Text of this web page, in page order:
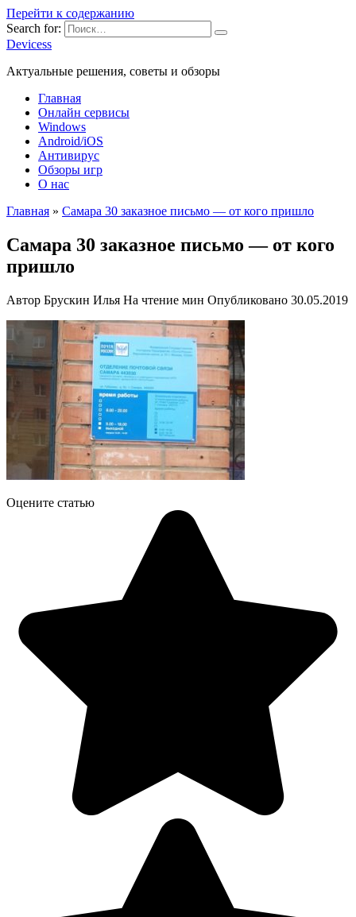
Перейти к содержанию
Search for:
Devicess
Актуальные решения, советы и обзоры
Главная
Онлайн сервисы
Windows
Android/iOS
Антивирус
Обзоры игр
О нас
Главная » Самара 30 заказное письмо — от кого пришло
Самара 30 заказное письмо — от кого
пришло
Автор Брускин Илья На чтение мин Опубликовано 30.05.2019
Оцените статью